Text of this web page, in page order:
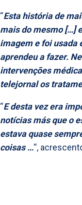
“Esta história de
mais do mesmo […]
imagem e foi usada
aprendeu a fazer.
intervenções
telejornal os
“E desta vez era
notícias más que o
estava quase
coisas …“,